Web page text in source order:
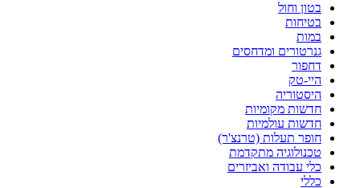
בטון וחול
בטיחות
במות
גנרטורים ומדחסים
דחפור
היי-טק
היסטוריה
חדשות מקומיות
חדשות עולמיות
חופר תעלות (טרנצ'ר)
טכנולוגיה מתקדמת
כלי עבודה ואביזרים
כללי